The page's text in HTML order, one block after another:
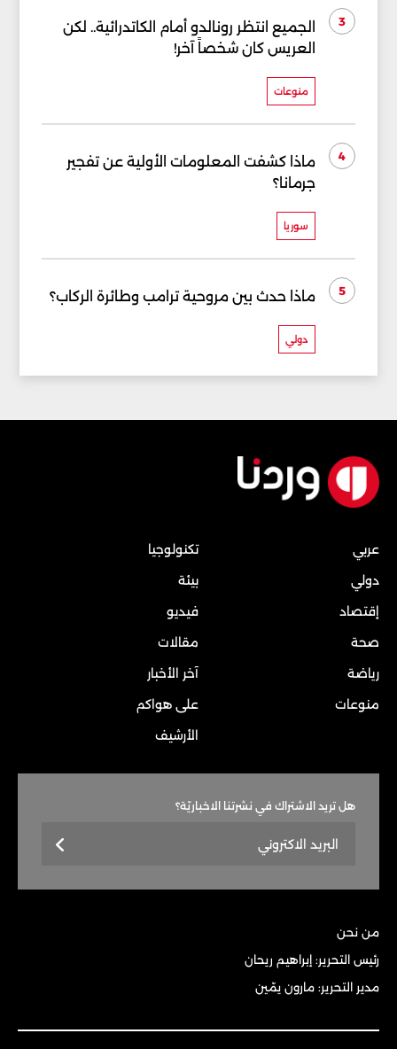
3
الجميع انتظر رونالدو أمام الكاتدرائية.. لكن
العريس كان شخصاً آخر!
منوعات
4
ماذا كشفت المعلومات الأولية عن تفجير
جرمانا؟
سوريا
5 ماذا حدث بين مروحية ترامب وطائرة الركاب؟
دولي
عربي
دولي
إقتصاد
صحة
رياضة
منوعات
تكنولوجيا
بيئة
فيديو
مقالات
آخر الأخبار
على هواكم
الأرشيف
هل تريد الاشتراك في نشرتنا الاخباريّة؟
من نحن
رئيس التحرير: إبراهيم ريحان
مدير التحرير: مارون يمّين